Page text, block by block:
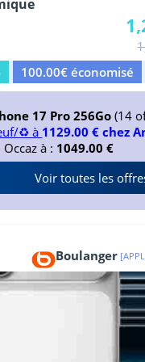
100.00€ économisé
17 Pro 256Go (14
♻️ à 1129.00 € chez
Occaz à : 1049.00 €
Voir toutes les
Boulanger